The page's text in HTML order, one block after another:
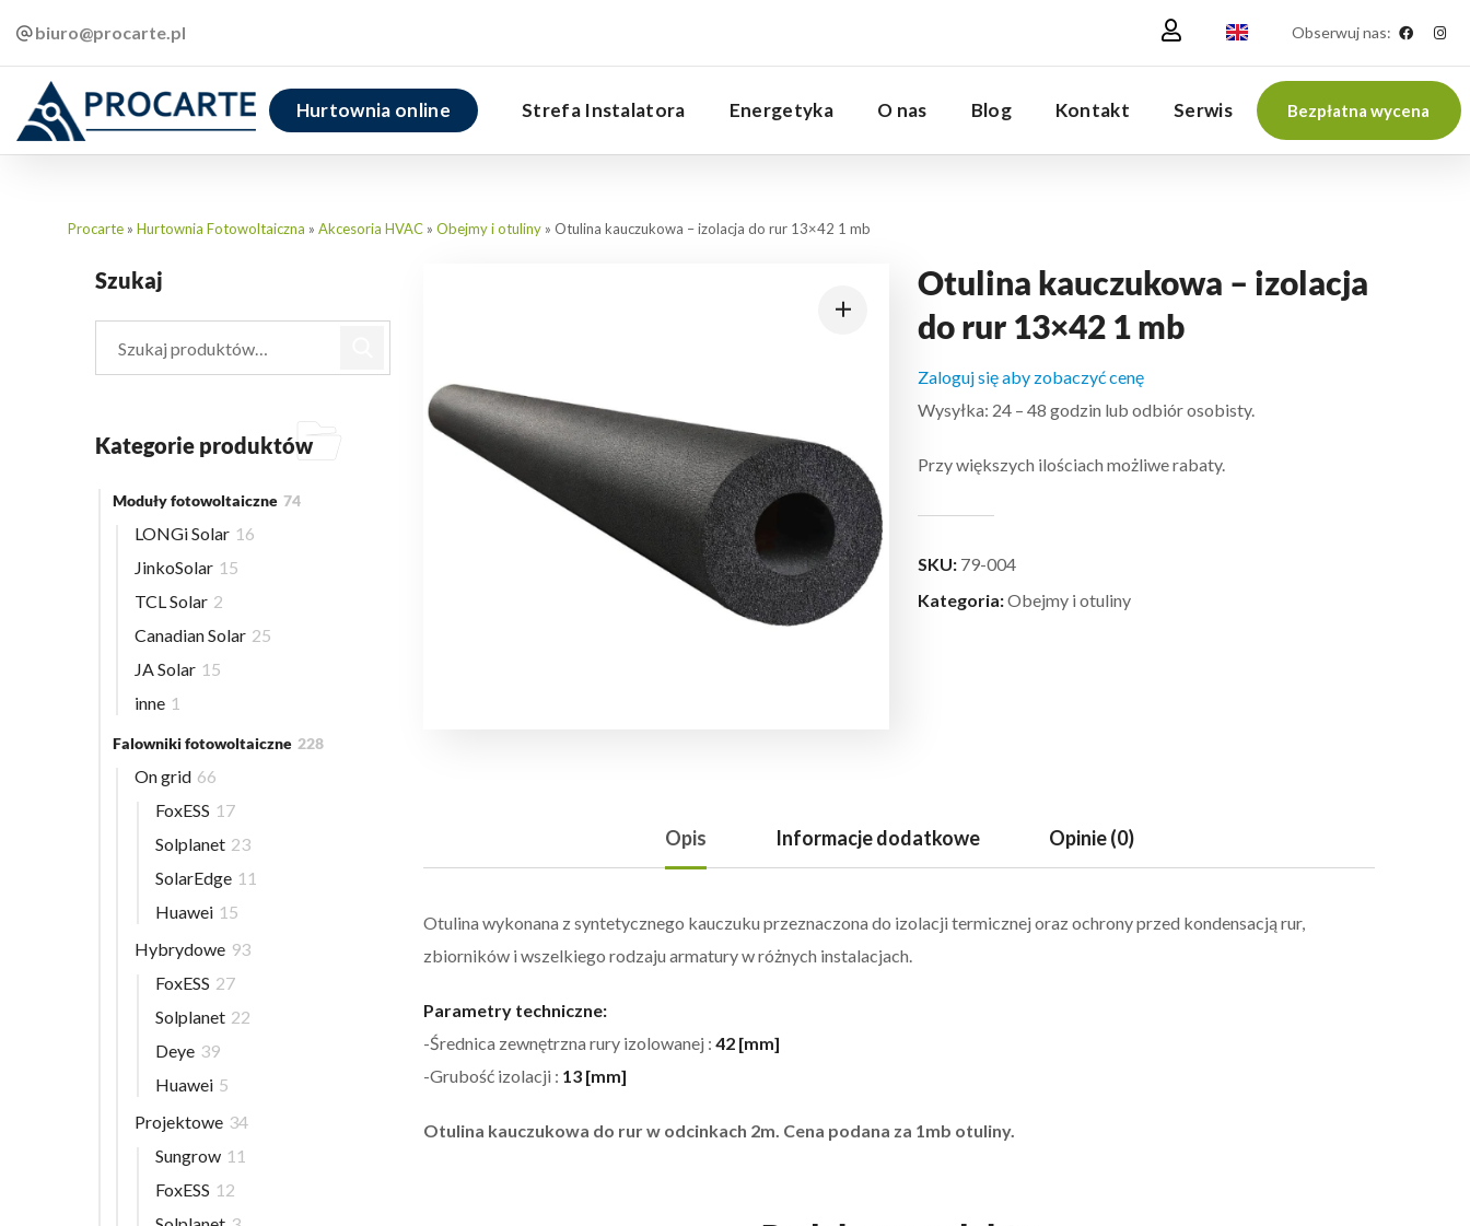
biuro@procarte.pl Obserwuj nas:
Hurtownia online Strefa Instalatora Energetyka O nas Blog Kontakt Serwis Bezpłatna wycena
Procarte » Hurtownia Fotowoltaiczna » Akcesoria HVAC » Obejmy i otuliny » Otulina kauczukowa – izolacja do rur 13×42 1 mb
Otulina kauczukowa – izolacja
do rur 13×42 1 mb
Zaloguj się aby zobaczyć cenę
Wysyłka: 24 – 48 godzin lub odbiór osobisty.
Przy większych ilościach możliwe rabaty.
SKU: 79-004
Kategoria:Obejmy i otuliny
Opis Informacje dodatkowe Opinie (0)
Otulina wykonana z syntetycznego kauczuku przeznaczona do izolacji termicznej oraz ochrony przed kondensacją rur,
zbiorników i wszelkiego rodzaju armatury w różnych instalacjach.
Parametry techniczne:
-Średnica zewnętrzna rury izolowanej : 42 [mm]
-Grubość izolacji : 13 [mm]
Otulina kauczukowa do rur w odcinkach 2m. Cena podana za 1mb otuliny.
Szukaj
Kategorie produktów
Moduły fotowoltaiczne 74
LONGi Solar 16
JinkoSolar 15
TCL Solar 2
Canadian Solar 25
JA Solar 15
inne 1
Falowniki fotowoltaiczne 228
On grid 66
FoxESS 17
Solplanet 23
SolarEdge 11
Huawei 15
Hybrydowe 93
FoxESS 27
Solplanet 22
Deye 39
Huawei 5
Projektowe 34
Sungrow 11
FoxESS 12